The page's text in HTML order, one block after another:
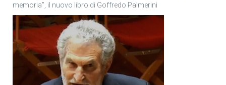
memoria”, il nuovo libro di Goffredo Palmerini